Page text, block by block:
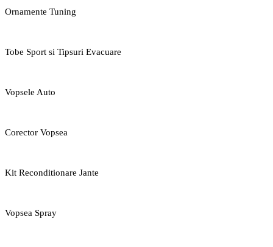
Ornamente Tuning
Tobe Sport si Tipsuri Evacuare
Vopsele Auto
Corector Vopsea
Kit Reconditionare Jante
Vopsea Spray